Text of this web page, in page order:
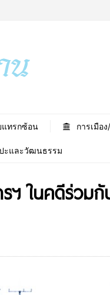
แทรกซ้อน การเมือ
ะและวัฒนธรรม
ฯ ในคดีร่ว